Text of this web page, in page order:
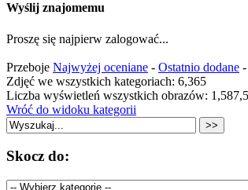
Wyślij znajomemu
Proszę się najpierw zalogować...
Przeboje Najwyżej oceniane - Ostatnio dodane -
Zdjęć we wszystkich kategoriach: 6,365
Liczba wyświetleń wszystkich obrazów:
Wróć do widoku kategorii
Skocz do: